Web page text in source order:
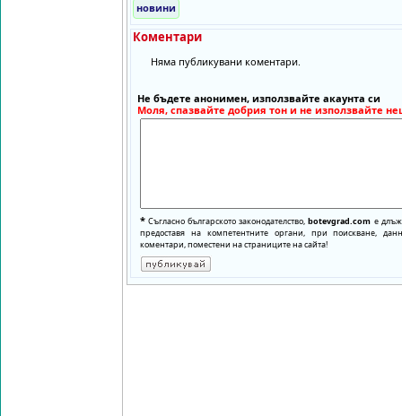
новини
Коментари
Няма публикувани коментари.
Не бъдете анонимен, използвайте акаунта си
Моля, спазвайте добрия тон и не използвайте
* Съгласно българското законодателство,botevgrad.com е
предоставя на компетентните органи, при поискване,
коментари, поместени на страниците на сайта!